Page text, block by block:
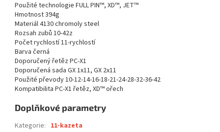
Použité technologie FULL PIN™, XD™, JET™
Hmotnost 394g
Materiál 4130 chromoly steel
Rozsah zubů 10-42z
Počet rychlostí 11-rychlostí
Barva černá
Doporučený řetěz PC-X1
Doporučená sada GX 1x11, GX 2x11
Použité převody 10-12-14-16-18-21-24-28-32-36-42
Kompatibilita PC-X1 řetěz, XD™ ořech
Doplňkové parametry
Kategorie: 11-kazeta